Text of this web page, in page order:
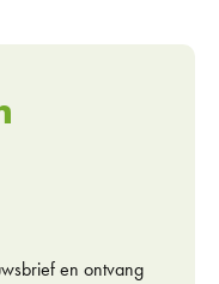
en ontvang